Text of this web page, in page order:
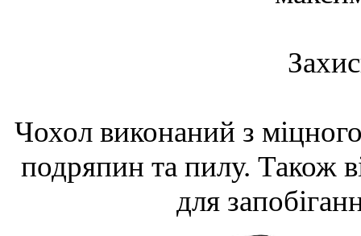
Чохол виконаний з
подряпин та пилу. Також
для